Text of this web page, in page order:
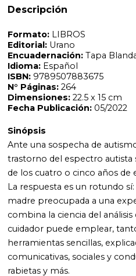
Descripción
Ante una sospecha de autismo, la
trastorno del espectro autista suelen
La respuesta es un rotundo sí: ese
madre preocupada a una experta en
combina la ciencia del análisis
cuidador puede emplear, tanto si el
herramientas sencillas, explicadas
comunicativas, sociales y
rabietas y más.